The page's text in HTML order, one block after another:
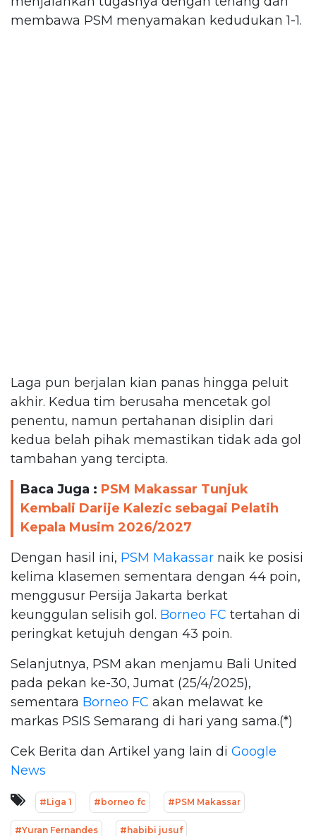
membawa PSM menyamakan kedudukan 1-1.
Laga pun berjalan kian panas hingga peluit
akhir. Kedua tim berusaha mencetak gol
penentu, namun pertahanan disiplin dari
kedua belah pihak memastikan tidak ada gol
tambahan yang tercipta.
Baca Juga : PSM Makassar Tunjuk
Kembali Darije Kalezic sebagai Pelatih
Kepala Musim 2026/2027
Dengan hasil ini, PSM Makassar naik ke posisi
kelima klasemen sementara dengan 44 poin,
menggusur Persija Jakarta berkat
keunggulan selisih gol. Borneo FC tertahan di
peringkat ketujuh dengan 43 poin.
Selanjutnya, PSM akan menjamu Bali United
pada pekan ke-30, Jumat (25/4/2025),
sementara Borneo FC akan melawat ke
markas PSIS Semarang di hari yang sama.(*)
Cek Berita dan Artikel yang lain di Google
News
#Liga 1 #borneo fc #PSM Makassar
#Yuran Fernandes #habibi jusuf